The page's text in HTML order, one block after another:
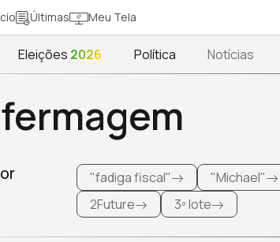
Últimas Meu Tela
Eleições 2026 Política Notícias
"fadiga fiscal" "Michael"
2Future
3º lote